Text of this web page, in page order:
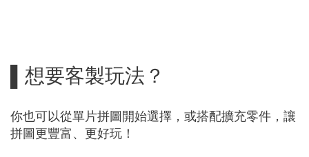
▌想要客製玩法？
你也可以從單片拼圖開始選擇，或搭配擴充零件，讓
拼圖更豐富、更好玩！